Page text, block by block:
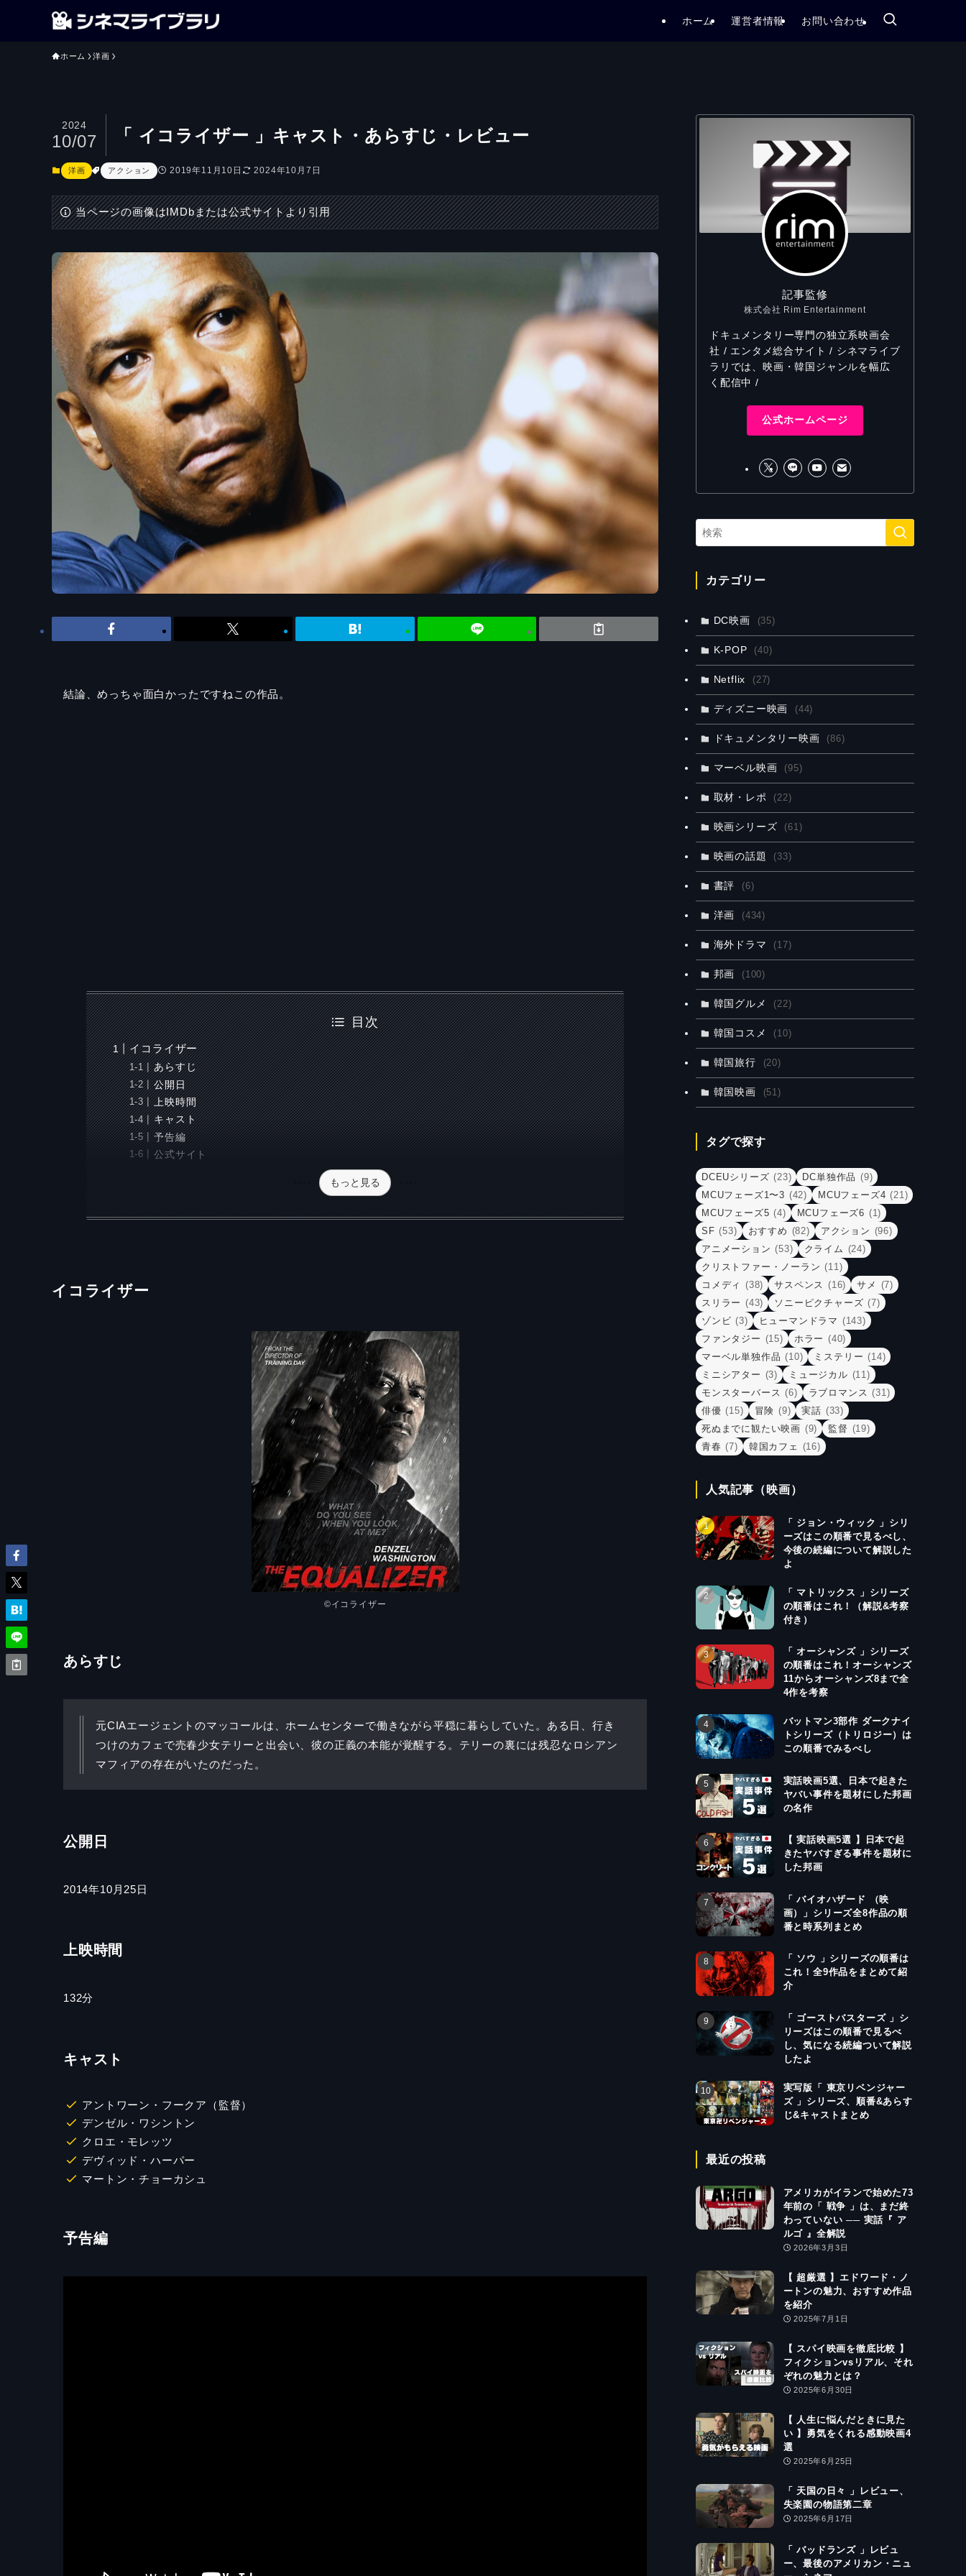
ホーム 運営者情報 お問い合わせ
ホーム 洋画
「 イコライザー 」キャスト・あらすじ・レビュー
2024
10/07
洋画 アクション 2019年11月10日 2024年10月7日
当ページの画像はIMDbまたは公式サイトより引用
結論、めっちゃ面白かったですねこの作品。
目次
イコライザー
あらすじ
公開日
上映時間
キャスト
予告編
公式サイト
もっと見る
イコライザー
©︎イコライザー
あらすじ
元CIAエージェントのマッコールは、ホームセンターで働きながら平穏に暮らしていた。ある日、行き
つけのカフェで売春少女テリーと出会い、彼の正義の本能が覚醒する。テリーの裏には残忍なロシアン
マフィアの存在がいたのだった。
公開日
2014年10月25日
上映時間
132分
キャスト
アントワーン・フークア（監督）
デンゼル・ワシントン
クロエ・モレッツ
デヴィッド・ハーパー
マートン・チョーカシュ
予告編
記事監修
株式会社 Rim Entertainment
ドキュメンタリー専門の独立系映画会
社 / エンタメ総合サイト / シネマライブ
ラリでは、映画・韓国ジャンルを幅広
く配信中 /
公式ホームページ
カテゴリー
DC映画 (35)
K-POP (40)
Netflix (27)
ディズニー映画 (44)
ドキュメンタリー映画 (86)
マーベル映画 (95)
取材・レポ (22)
映画シリーズ (61)
映画の話題 (33)
書評 (6)
洋画 (434)
海外ドラマ (17)
邦画 (100)
韓国グルメ (22)
韓国コスメ (10)
韓国旅行 (20)
韓国映画 (51)
タグで探す
DCEUシリーズ (23) DC単独作品 (9)
MCUフェーズ1〜3 (42) MCUフェーズ4 (21)
MCUフェーズ5 (4) MCUフェーズ6 (1)
SF (53) おすすめ (82) アクション (96)
アニメーション (53) クライム (24)
クリストファー・ノーラン (11)
コメディ (38) サスペンス (16) サメ (7)
スリラー (43) ソニーピクチャーズ (7)
ゾンビ (3) ヒューマンドラマ (143)
ファンタジー (15) ホラー (40)
マーベル単独作品 (10) ミステリー (14)
ミニシアター (3) ミュージカル (11)
モンスターバース (6) ラブロマンス (31)
俳優 (15) 冒険 (9) 実話 (33)
死ぬまでに観たい映画 (9) 監督 (19)
青春 (7) 韓国カフェ (16)
人気記事（映画）
「 ジョン・ウィック 」シリ
ーズはこの順番で見るべし、
今後の続編について解説した
よ
「 マトリックス 」シリーズ
の順番はこれ！（解説&考察
付き）
「 オーシャンズ 」シリーズ
の順番はこれ！オーシャンズ
11からオーシャンズ8まで全
4作を考察
バットマン3部作 ダークナイ
トシリーズ（トリロジー）は
この順番でみるべし
実話映画5選、日本で起きた
ヤバい事件を題材にした邦画
の名作
【 実話映画5選 】日本で起
きたヤバすぎる事件を題材に
した邦画
「 バイオハザード （映
画）」シリーズ全8作品の順
番と時系列まとめ
「 ソウ 」シリーズの順番は
これ！全9作品をまとめて紹
介
「 ゴーストバスターズ 」シ
リーズはこの順番で見るべ
し、気になる続編ついて解説
したよ
実写版「 東京リベンジャー
ズ 」シリーズ、順番&あらす
じ&キャストまとめ
最近の投稿
アメリカがイランで始めた73
年前の「 戦争 」は、まだ終
わっていない ── 実話『 ア
ルゴ 』全解説
2026年3月3日
【 超厳選 】エドワード・ノ
ートンの魅力、おすすめ作品
を紹介
2025年7月1日
【 スパイ映画を徹底比較 】
フィクションvsリアル、それ
ぞれの魅力とは？
2025年6月30日
【 人生に悩んだときに見た
い 】勇気をくれる感動映画4
選
2025年6月25日
「 天国の日々 」レビュー、
失楽園の物語第二章
2025年6月17日
「 バッドランズ 」レビュ
ー、最後のアメリカン・ニュ